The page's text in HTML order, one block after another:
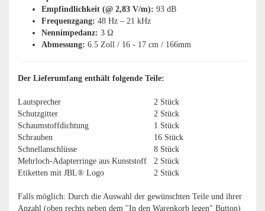
Empfindlichkeit (@ 2,83 V/m): 93 dB​
Frequenzgang: 48 Hz – 21 kHz​
Nennimpedanz: 3 Ω
Abmessung: 6.5 Zoll / 16 - 17 cm / 166mm
Der Lieferumfang enthält folgende Teile:
Lautsprecher
2 Stück
Schutzgitter
Schaumstoffdichtung
Schrauben
Schnellanschlüsse
Mehrloch-Adapterringe aus Kunststoff
Etiketten mit JBL® Logo
2 Stück
1 Stück
16 Stück
8 Stück
2 Stück
2 Stück
Falls möglich: Durch die Auswahl der gewünschten Teile und ihrer
Anzahl (oben rechts neben dem "In den Warenkorb legen" Button)